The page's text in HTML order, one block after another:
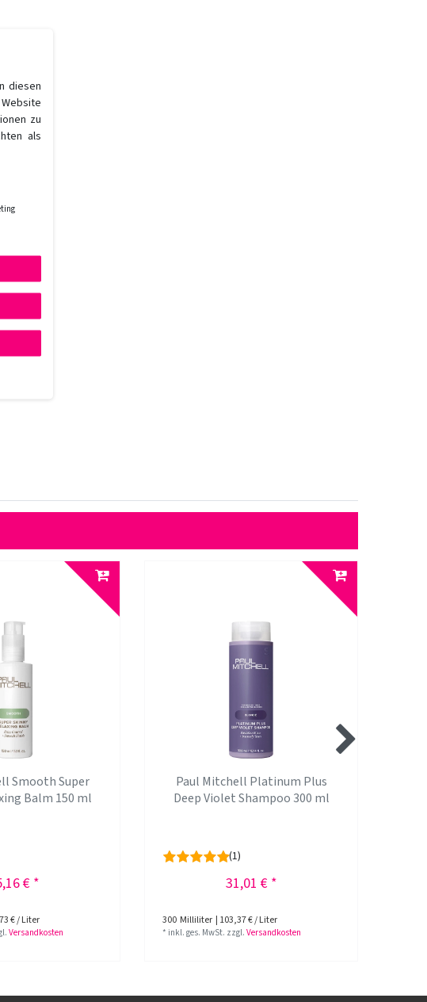
Smooth Super
Balm 150 ml
€ *
€ / Liter
Versandkosten
Paul Mitchell Platinum Plus
Deep Violet Shampoo 300 ml
(1)
31,01 € *
300 Milliliter | 103,37 € / Liter
* inkl. ges. MwSt. zzgl.Versandkosten
diesen
zu
als